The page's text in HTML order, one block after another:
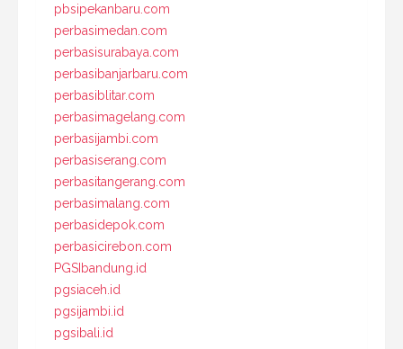
pbsipekanbaru.com
perbasimedan.com
perbasisurabaya.com
perbasibanjarbaru.com
perbasiblitar.com
perbasimagelang.com
perbasijambi.com
perbasiserang.com
perbasitangerang.com
perbasimalang.com
perbasidepok.com
perbasicirebon.com
PGSIbandung.id
pgsiaceh.id
pgsijambi.id
pgsibali.id